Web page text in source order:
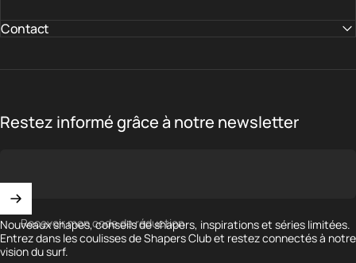
Contact
Restez informé grâce à notre newsletter
Recevoir mon code de réduction
Nouveaux shapes, conseils de shapers, inspirations et séries limitées.
Entrez dans les coulisses de Shapers Club et restez connectés à notre
vision du surf.